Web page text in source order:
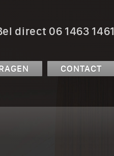
direct 06 1463 1461
CONTACT